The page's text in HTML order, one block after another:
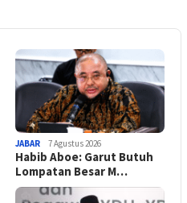
JABAR 7 Agustus 2026
Habib Aboe: Garut Butuh
Lompatan Besar M…